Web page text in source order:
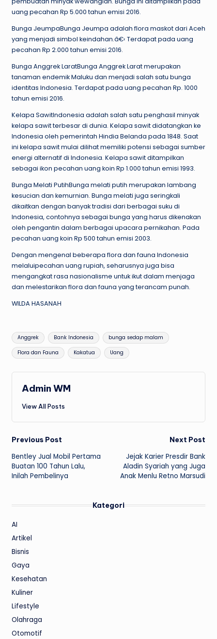
uang pecahan Rp 5.000 tahun emisi 2016.
Bunga JeumpaBunga Jeumpa adalah flora maskot dari Aceh
yang menjadi simbol keindahan.â€‹ Terdapat pada uang
pecahan Rp 2.000 tahun emisi 2016.
Bunga Anggrek LaratBunga Anggrek Larat merupakan
tanaman endemik Maluku dan menjadi salah satu bunga
identitas Indonesia. Terdapat pada uang pecahan Rp. 1000
tahun emisi 2016.
Kelapa SawitIndonesia adalah salah satu penghasil minyak
kelapa sawit terbesar di dunia. Kelapa sawit didatangkan ke
Indonesia oleh pemerintah Hindia Belanda pada 1848. Saat
ini kelapa sawit mulai dilihat memiliki potensi sebagai sumber
energi alternatif di Indonesia. Kelapa sawit ditampilkan
sebagai ikon pecahan uang koin Rp 1.000 tahun emisi 1993.
Bunga Melati PutihBunga melati putih merupakan lambang
kesucian dan kemurnian. Bunga melati juga seringkali
dikaitkan dengan banyak tradisi dari berbagai suku di
Indonesia, contohnya sebagai bunga yang harus dikenakan
oleh pengantin dalam berbagai upacara pernikahan. Pada
pecahan uang koin Rp 500 tahun emisi 2003.
Dengan mengenal beberapa flora dan fauna Indonesia
melaluipecahan uang rupiah, seharusnya juga bisa
mengangkat rasa nasionalisme untuk ikut dalam menjaga
dan melestarikan flora dan fauna yang terancam punah.
WILDA HASANAH
Tags:
Anggrek Bank Indonesia bunga sedap malam
Flora dan Fauna Kakatua Uang
Admin WM
View All Posts
Post
navigation
Previous Post
Bentley Jual Mobil Pertama
Buatan 100 Tahun Lalu,
Inilah Pembelinya
Next Post
Jejak Karier Presdir Bank
Aladin Syariah yang Juga
Anak Menlu Retno Marsudi
Kategori
AI
Artikel
Bisnis
Gaya
Kesehatan
Kuliner
Lifestyle
Olahraga
Otomotif